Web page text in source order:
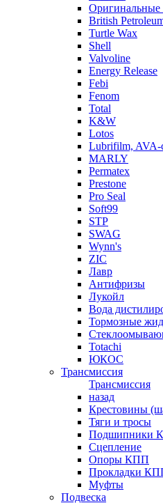
Оригинальные
British
Turtle Wax
Shell
Valvoline
Energy Release
Febi
Fenom
Total
K&W
Lotos
Lubrifilm, AVA-
MARLY
Permatex
Prestone
Pro Seal
Soft99
STP
SWAG
Wynn's
ZIC
Лавр
Антифризы
Лукойл
Вода
Тормозные
Totachi
ЮКОС
Трансмиссия
Трансмиссия
назад
Крестовины
Тяги и тросы
Подшипники
Сцепление
Опоры КПП
Прокладки
Муфты
Подвеска